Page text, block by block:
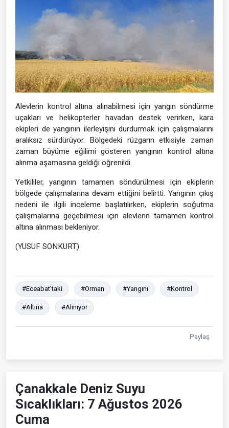
Alevlerin kontrol altına alınabilmesi için yangın söndürme
uçakları ve helikopterler havadan destek verirken, kara
ekipleri de yangının ilerleyişini durdurmak için çalışmalarını
aralıksız sürdürüyor. Bölgedeki rüzgarın etkisiyle zaman
zaman büyüme eğilimi gösteren yangının kontrol altına
alınma aşamasına geldiği öğrenildi.
Yetkililer, yangının tamamen söndürülmesi için ekiplerin
bölgede çalışmalarına devam ettiğini belirtti. Yangının çıkış
nedeni ile ilgili inceleme başlatılırken, ekiplerin soğutma
çalışmalarına geçebilmesi için alevlerin tamamen kontrol
altına alınması bekleniyor.
(YUSUF SONKURT)
#Eceabat’taki #Orman #Yangını #Kontrol
#Altına #Alınıyor
Paylaş
Çanakkale Deniz Suyu
Sıcaklıkları: 7 Ağustos 2026
Cuma